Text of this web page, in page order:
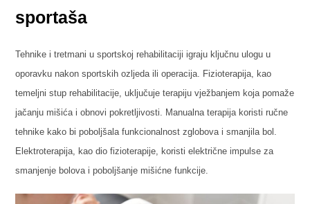
sportaša
Tehnike i tretmani u sportskoj rehabilitaciji igraju ključnu ulogu u
oporavku nakon sportskih ozljeda ili operacija. Fizioterapija, kao
temeljni stup rehabilitacije, uključuje terapiju vježbanjem koja pomaže
jačanju mišića i obnovi pokretljivosti. Manualna terapija koristi ručne
tehnike kako bi poboljšala funkcionalnost zglobova i smanjila bol.
Elektroterapija, kao dio fizioterapije, koristi električne impulse za
smanjenje bolova i poboljšanje mišićne funkcije.